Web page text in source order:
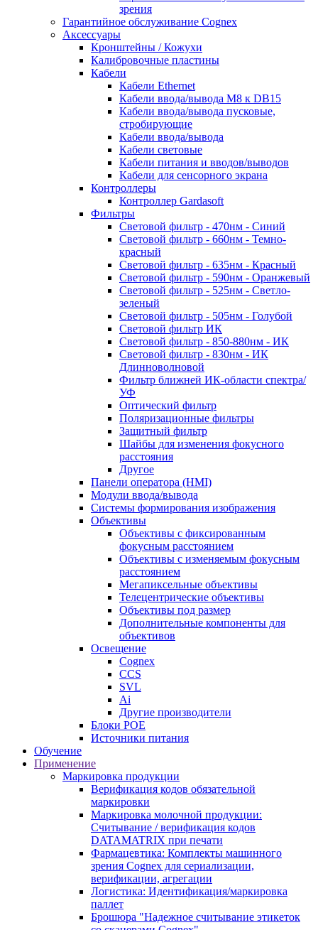
зрения
Гарантийное обслуживание Cognex
Аксессуары
Кронштейны / Кожухи
Калибровочные пластины
Кабели
Кабели Ethernet
Кабели ввода/вывода M8 к DB15
Кабели ввода/вывода пусковые,
стробирующие
Кабели ввода/вывода
Кабели световые
Кабели питания и вводов/выводов
Кабели для сенсорного экрана
Контроллеры
Контроллер Gardasoft
Фильтры
Световой фильтр - 470нм - Синий
Световой фильтр - 660нм - Темно-
красный
Световой фильтр - 635нм - Красный
Световой фильтр - 590нм - Оранжевый
Световой фильтр - 525нм - Светло-
зеленый
Световой фильтр - 505нм - Голубой
Световой фильтр ИК
Световой фильтр - 850-880нм - ИК
Световой фильтр - 830нм - ИК
Длинноволновой
Фильтр ближней ИК-области спектра/
УФ
Оптический фильтр
Поляризационные фильтры
Защитный фильтр
Шайбы для изменения фокусного
расстояния
Другое
Панели оператора (HMI)
Модули ввода/вывода
Системы формирования изображения
Объективы
Объективы с фиксированным
фокусным расстоянием
Объективы с изменяемым фокусным
расстоянием
Мегапиксельные объективы
Телецентрические объективы
Объективы под размер
Дополнительные компоненты для
объективов
Освещение
Cognex
CCS
SVL
Ai
Другие производители
Блоки POE
Источники питания
Обучение
Применение
Маркировка продукции
Верификация кодов обязательной
маркировки
Маркировка молочной продукции:
Считывание / верификация кодов
DATAMATRIX при печати
Фармацевтика: Комплекты машинного
зрения Cognex для сериализации,
верификации, агрегации
Логистика: Идентификация/маркировка
паллет
Брошюра "Надежное считывание этикеток